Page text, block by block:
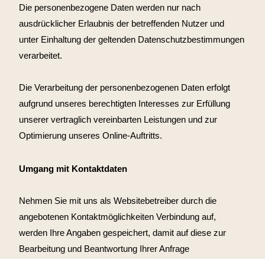
Die personenbezogene Daten werden nur nach
ausdrücklicher Erlaubnis der betreffenden Nutzer und
unter Einhaltung der geltenden Datenschutzbestimmungen
verarbeitet.
Die Verarbeitung der personenbezogenen Daten erfolgt
aufgrund unseres berechtigten Interesses zur Erfüllung
unserer vertraglich vereinbarten Leistungen und zur
Optimierung unseres Online-Auftritts.
Umgang mit Kontaktdaten
Nehmen Sie mit uns als Websitebetreiber durch die
angebotenen Kontaktmöglichkeiten Verbindung auf,
werden Ihre Angaben gespeichert, damit auf diese zur
Bearbeitung und Beantwortung Ihrer Anfrage